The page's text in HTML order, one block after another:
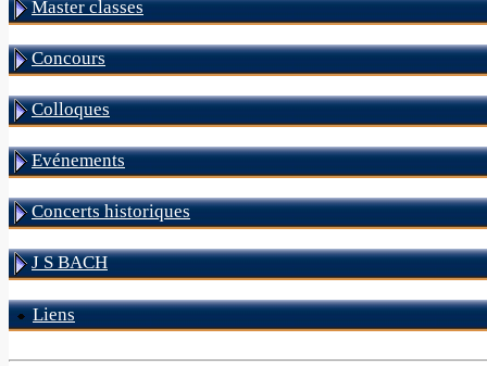
Master classes
Concours
Colloques
Evénements
Concerts historiques
J S BACH
Liens